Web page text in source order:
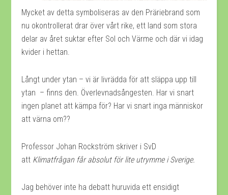
Mycket av detta symboliseras av den Präriebrand som
nu okontrollerat drar över vårt rike, ett land som stora
delar av året suktar efter Sol och Värme och där vi idag
kvider i hettan.
Långt under ytan – vi är livrädda för att släppa upp till
ytan – finns den. Överlevnadsångesten. Har vi snart
ingen planet att kämpa för? Har vi snart inga människor
att värna om??
Professor Johan Rockström skriver i SvD
att Klimatfrågan får absolut för lite utrymme i Sverige.
Jag behöver inte ha debatt huruvida ett ensidigt